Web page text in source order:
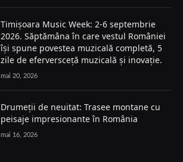
Timișoara Music Week: 2-6 septembrie
2026. Săptămâna în care vestul României
își spune povestea muzicală completă, 5
zile de eferversceță muzicală și inovație.
mai 20, 2026
Drumeții de neuitat: Trasee montane cu
peisaje impresionante în România
mai 16, 2026